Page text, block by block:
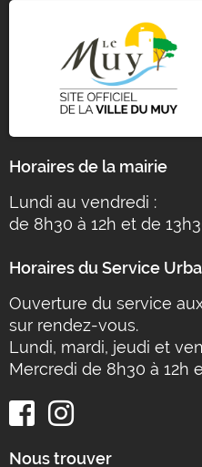
Horaires de la mairie
Lundi au vendredi :
de 8h30 à 12h et de
Horaires du Service
Ouverture du service
sur rendez-vous.
Lundi, mardi, jeudi et
Mercredi de 8h30 à 12h
Nous trouver